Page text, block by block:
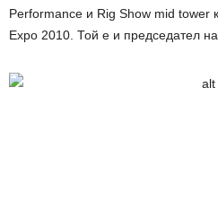
Performance и Rig Show mid tower
Expo 2010. Той е и председател на